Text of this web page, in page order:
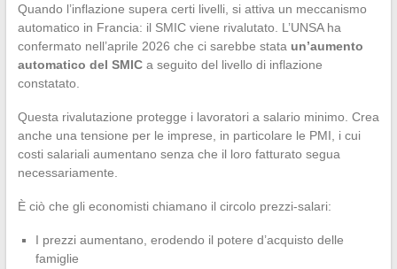
Quando l’inflazione supera certi livelli, si attiva un meccanismo
automatico in Francia: il SMIC viene rivalutato. L’UNSA ha
confermato nell’aprile 2026 che ci sarebbe stata un’aumento
automatico del SMICa seguito del livello di inflazione
constatato.
Questa rivalutazione protegge i lavoratori a salario minimo. Crea
anche una tensione per le imprese, in particolare le PMI, i cui
costi salariali aumentano senza che il loro fatturato segua
necessariamente.
È ciò che gli economisti chiamano il circolo prezzi-salari:
I prezzi aumentano, erodendo il potere d’acquisto delle
famiglie